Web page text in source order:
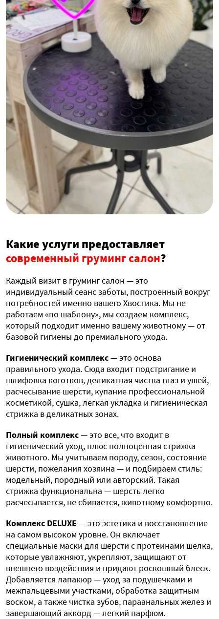
Какие услуги предоставляет
современный груминг салон?
Каждый визит в груминг салон — это
индивидуальный сеанс заботы, построенный вокруг
потребностей именно вашего Хвостика. Мы не
работаем «по шаблону», мы создаем комплекс,
который подходит именно вашему животному — от
базовой гигиены до премиального ухода.
Гигиенический комплекс— это основа
правильного ухода. Сюда входит подстригание и
шлифовка коготков, деликатная чистка глаз и ушей,
расчесывание шерсти, купание профессиональной
косметикой, сушка, легкая укладка и гигиеническая
стрижка в деликатных зонах.
Полный комплекс— это все, что входит в
гигиенический уход, плюс полноценная стрижка
животного. Мы учитываем породу, сезон, состояние
шерсти, пожелания хозяина — и подбираем стиль:
модельный, породный или авторский. Такая
стрижка функциональна — шерсть легко
расчесывается, не сбивается, животному комфортно.
Комплекс DELUXE — это эстетика и восстановление
на самом высоком уровне. Он включает
специальные маски для шерсти с протеинами шелка,
которые увлажняют, укрепляют, защищают от
внешнего воздействия и придают роскошный блеск.
Добавляется лапакюр — уход за подушечками и
межпальцевыми участками, обработка защитным
воском, а также чистка зубов, параанальных желез и
завершающий аккорд — легкий парфюм.